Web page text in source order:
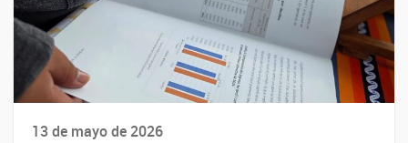
13 de mayo de 2026